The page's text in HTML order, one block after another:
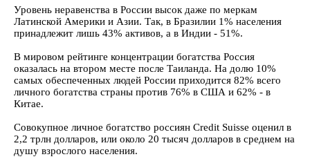
Уровень неравенства в России высок даже по меркам
Латинской Америки и Азии. Так, в Бразилии 1% населения
принадлежит лишь 43% активов, а в Индии - 51%.
В мировом рейтинге концентрации богатства Россия
оказалась на втором месте после Таиланда. На долю 10%
самых обеспеченных людей России приходится 82% всего
личного богатства страны против 76% в США и 62% - в
Китае.
Совокупное личное богатство россиян Credit Suisse оценил в
2,2 трлн долларов, или около 20 тысяч долларов в среднем на
душу взрослого населения.